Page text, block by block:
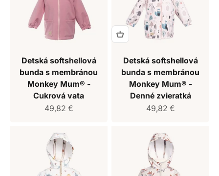
Detská softshellová
bunda s membránou
Monkey Mum® -
Cukrová vata
Predajná cena
49,82 €
Detská softshellová
bunda s membránou
Monkey Mum® -
Denné zvieratká
Predajná cena
49,82 €